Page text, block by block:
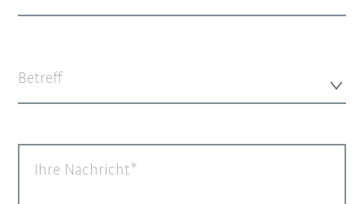
Betreff
Ihre Nachricht